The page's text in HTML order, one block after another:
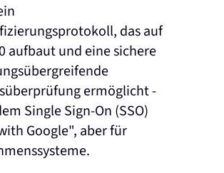
das auf
aufbaut und eine sichere
ermöglicht -
Single Sign-On (SSO)
Google", aber für